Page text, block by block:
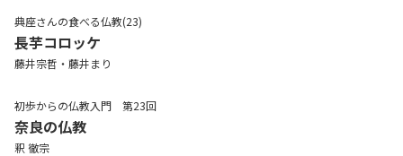
典座さんの食べる仏教(23)
長芋コロッケ
藤井宗哲・藤井まり
初歩からの仏教入門 第23回
奈良の仏教
釈 徹宗